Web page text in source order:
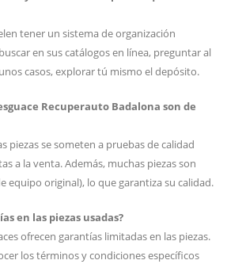
tener un sistema de organización
en sus catálogos en línea, preguntar al
casos, explorar tú mismo el depósito.
Recuperauto Badalona son de
piezas se someten a pruebas de calidad
a la venta. Además, muchas piezas son
equipo original), lo que garantiza su calidad.
en las piezas usadas?
ofrecen garantías limitadas en las piezas.
los términos y condiciones específicos